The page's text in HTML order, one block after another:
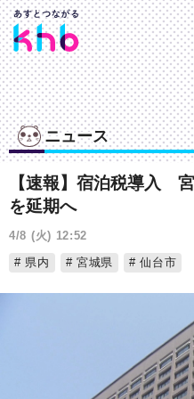
ニュース
【速報】宿泊税導入
を延期へ
4/8 (火) 12:52
県内
宮城県 仙台市